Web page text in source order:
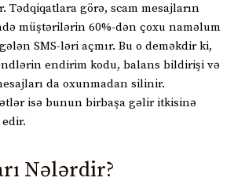
Tədqiqatlara görə, scam mesajların
müştərilərin 60%-dən çoxu naməlum
SMS-ləri açmır. Bu o deməkdir ki,
endirim kodu, balans bildirişi və
da oxunmadan silinir.
isə bunun birbaşa gəlir itkisinə
Nələrdir?